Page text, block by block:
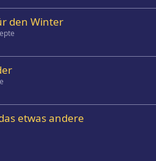
den Winter
etwas andere